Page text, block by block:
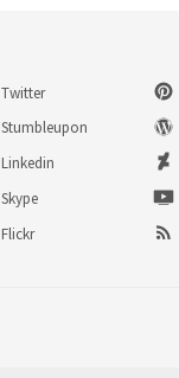
Twitter
Stumbleupon
Linkedin
Skype
Flickr